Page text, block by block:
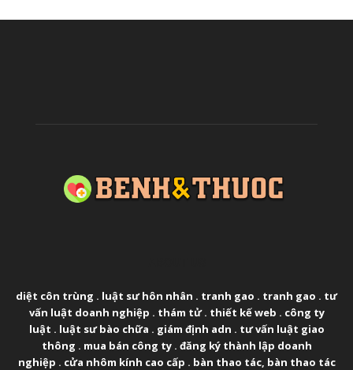
diệt côn trùng . luật sư hôn nhân . tranh gao . tranh gao . tư
vấn luật doanh nghiệp . thám tử. thiết kế web . công ty
luật . luật sư bào chữa . giám định adn . tư vấn luật giao
thông . mua bán công ty. đăng ký thành lập doanh
nghiệp . cửa nhôm kính cao cấp . bàn thao tác, bàn thao tác